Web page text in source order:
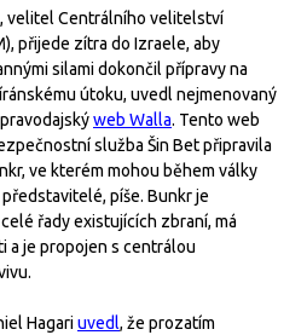
velitel Centrálního velitelství
přijede zítra do Izraele, aby
silami dokončil přípravy na
útoku, uvedl nejmenovaný
web Walla. Tento web
služba Šin Bet připravila
ve kterém mohou během války
píše. Bunkr je
řady existujících zbraní, má
a je propojen s centrálou
Hagariuvedl, že prozatím